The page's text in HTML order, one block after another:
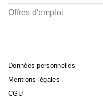
Offres d'emploi
Données personnelles
Mentions légales
CGU